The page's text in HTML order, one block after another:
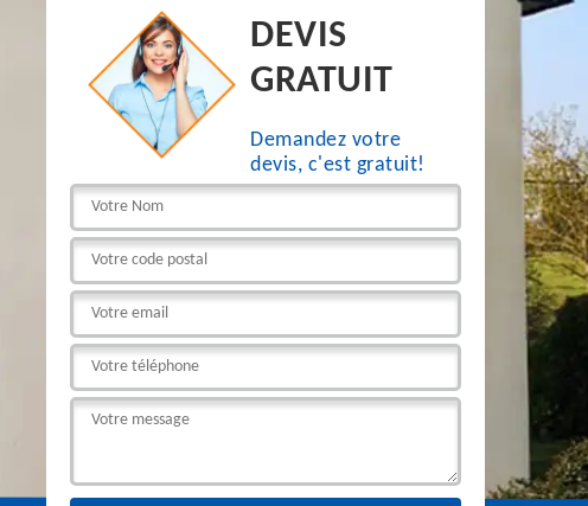
DEVIS
GRATUIT
Demandez votre
devis, c'est gratuit!